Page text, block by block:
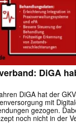
DiGA
DiGA hat der
mit
gezogen.
noch nicht in der